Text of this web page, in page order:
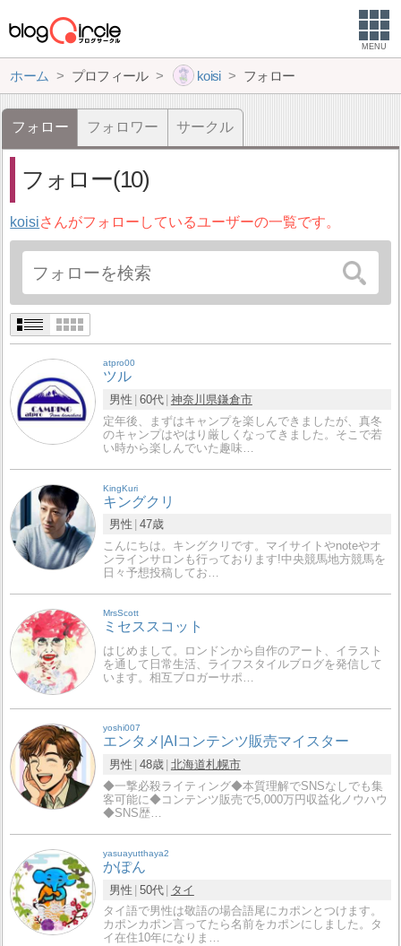
MENU
ホーム プロフィール koisi フォロー
フォロー フォロワー サークル
フォロー(10)
koisiさんがフォローしているユーザーの一覧です。
atpro00
ツル
男性 60代 神奈川県鎌倉市
定年後、まずはキャンプを楽しんできましたが、真冬
のキャンプはやはり厳しくなってきました。そこで若
い時から楽しんでいた趣味…
KingKuri
キングクリ
男性 47歳
こんにちは。キングクリです。マイサイトやnoteやオ
ンラインサロンも行っております!中央競馬地方競馬を
日々予想投稿してお…
MrsScott
ミセススコット
はじめまして。ロンドンから自作のアート、イラスト
を通して日常生活、ライフスタイルブログを発信して
います。相互ブロガーサポ…
yoshi007
エンタメ|AIコンテンツ販売マイスター
男性 48歳 北海道札幌市
◆一撃必殺ライティング◆本質理解でSNSなしでも集
客可能に◆コンテンツ販売で5,000万円収益化ノウハウ
◆SNS歴…
yasuayutthaya2
かぽん
男性 50代
タイ
タイ語で男性は敬語の場合語尾にカポンとつけます。
カポンカポン言ってたら名前をカポンにしました。タ
イ在住10年になりま…